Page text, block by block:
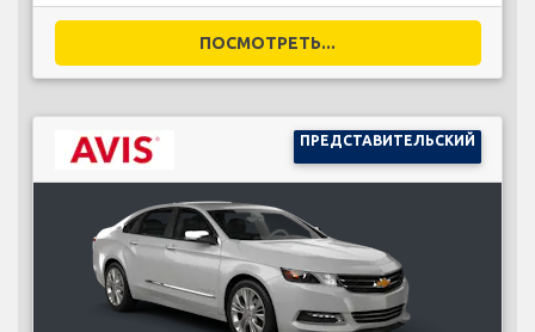
ПОСМОТРЕТЬ...
ПРЕДСТАВИТЕЛЬСКИЙ